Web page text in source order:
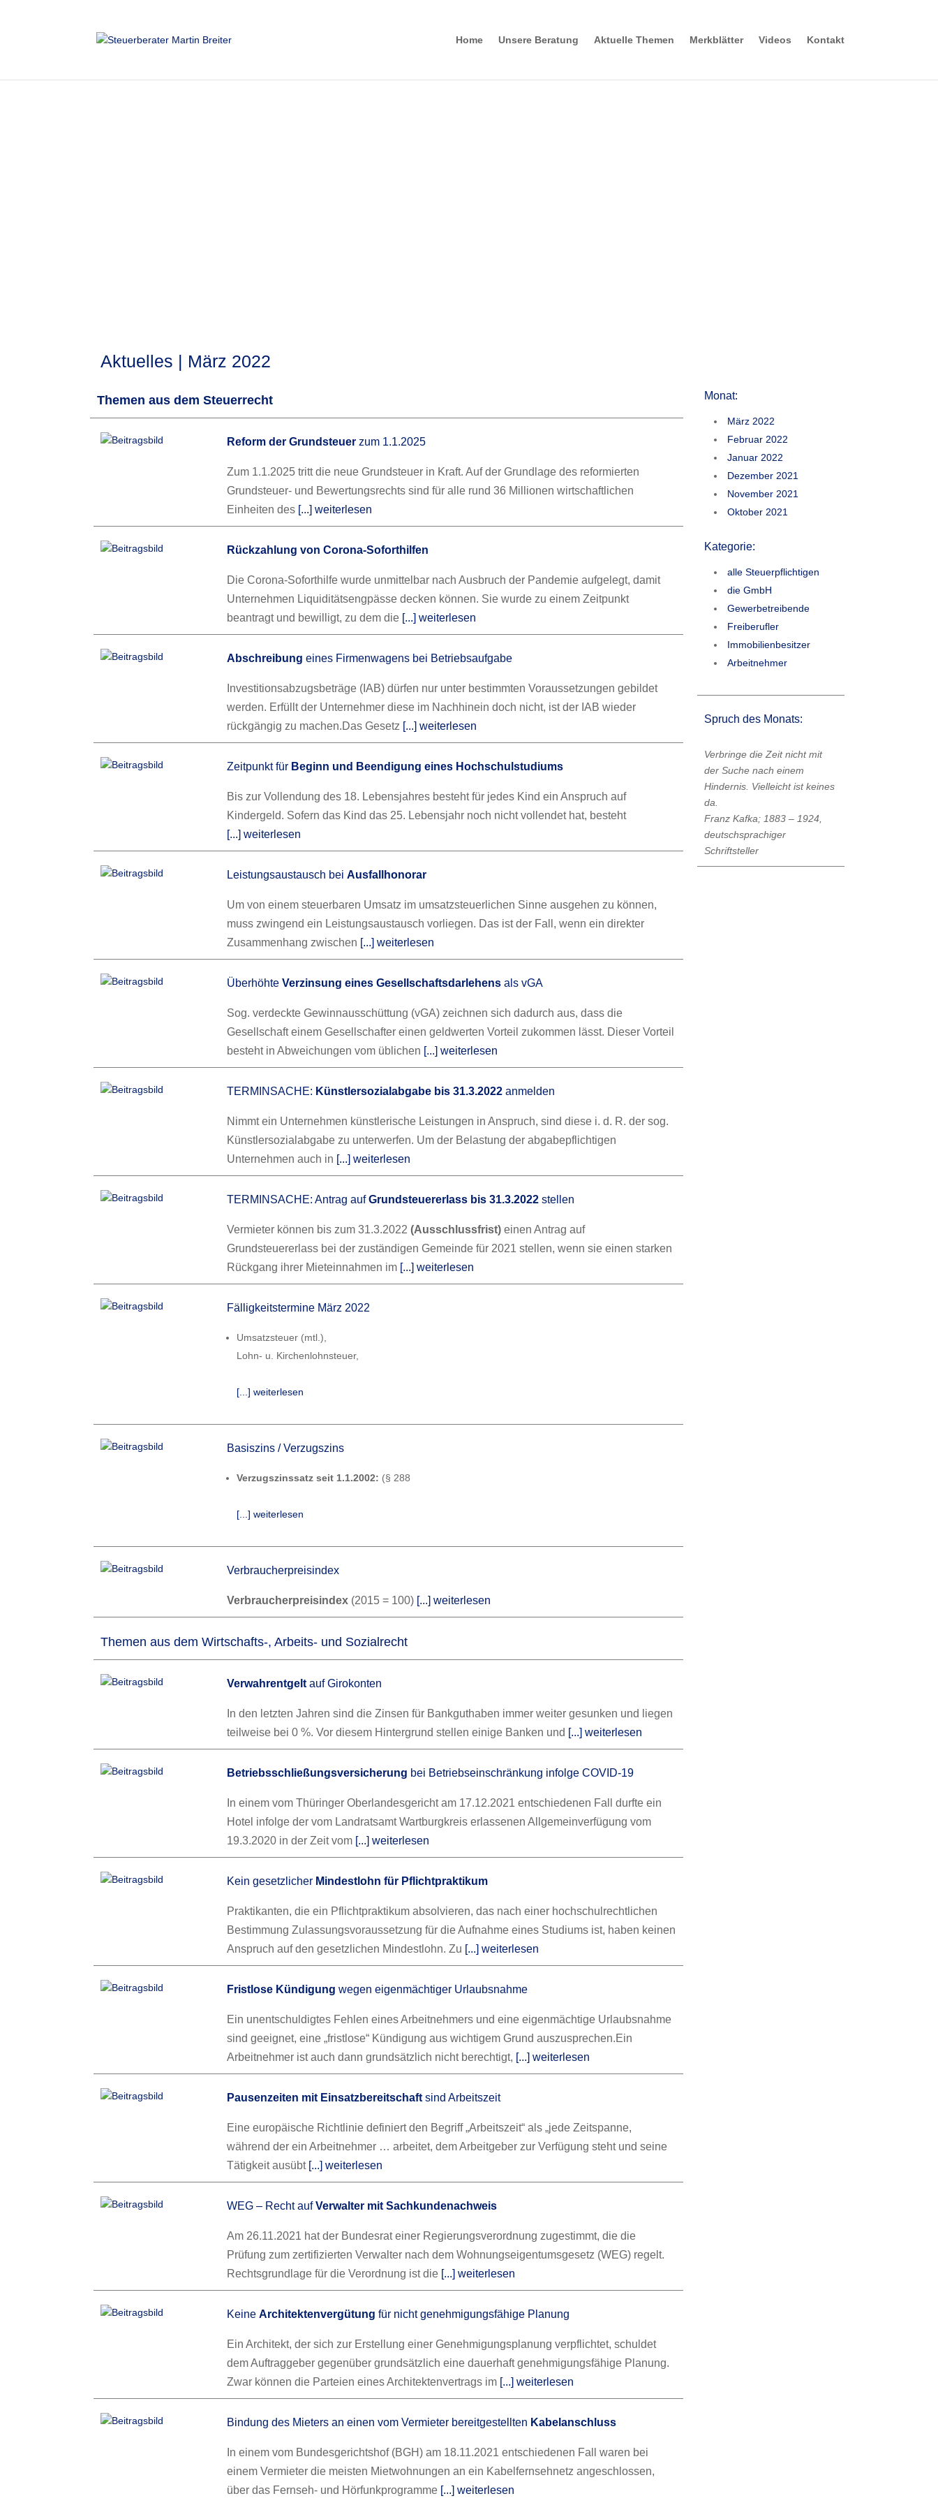
Home Unsere Beratung Aktuelle Themen Merkblätter Videos Kontakt
Aktuelles | März 2022
Themen aus dem Steuerrecht
Reform der Grundsteuer zum 1.1.2025
Zum 1.1.2025 tritt die neue Grundsteuer in Kraft. Auf der Grundlage des reformierten
Grundsteuer- und Bewertungsrechts sind für alle rund 36 Millionen wirtschaftlichen
Einheiten des [...] weiterlesen
Rückzahlung von Corona-Soforthilfen
Die Corona-Soforthilfe wurde unmittelbar nach Ausbruch der Pandemie aufgelegt, damit
Unternehmen Liquiditätsengpässe decken können. Sie wurde zu einem Zeitpunkt
beantragt und bewilligt, zu dem die [...] weiterlesen
Abschreibung eines Firmenwagens bei Betriebsaufgabe
Investitionsabzugsbeträge (IAB) dürfen nur unter bestimmten Voraussetzungen gebildet
werden. Erfüllt der Unternehmer diese im Nachhinein doch nicht, ist der IAB wieder
rückgängig zu machen.Das Gesetz [...] weiterlesen
Zeitpunkt für Beginn und Beendigung eines Hochschulstudiums
Bis zur Vollendung des 18. Lebensjahres besteht für jedes Kind ein Anspruch auf
Kindergeld. Sofern das Kind das 25. Lebensjahr noch nicht vollendet hat, besteht
[...] weiterlesen
Leistungsaustausch beiAusfallhonorar
Um von einem steuerbaren Umsatz im umsatzsteuerlichen Sinne ausgehen zu können,
muss zwingend ein Leistungsaustausch vorliegen. Das ist der Fall, wenn ein direkter
Zusammenhang zwischen [...] weiterlesen
ÜberhöhteVerzinsung eines Gesellschaftsdarlehens als vGA
Sog. verdeckte Gewinnausschüttung (vGA) zeichnen sich dadurch aus, dass die
Gesellschaft einem Gesellschafter einen geldwerten Vorteil zukommen lässt. Dieser Vorteil
besteht in Abweichungen vom üblichen [...] weiterlesen
TERMINSACHE: Künstlersozialabgabe bis 31.3.2022 anmelden
Nimmt ein Unternehmen künstlerische Leistungen in Anspruch, sind diese i. d. R. der sog.
Künstlersozialabgabe zu unterwerfen. Um der Belastung der abgabepflichtigen
Unternehmen auch in [...] weiterlesen
TERMINSACHE: Antrag aufGrundsteuererlass bis 31.3.2022 stellen
Vermieter können bis zum 31.3.2022(Ausschlussfrist)einen Antrag auf
Grundsteuererlass bei der zuständigen Gemeinde für 2021 stellen, wenn sie einen starken
Rückgang ihrer Mieteinnahmen im [...] weiterlesen
Fälligkeitstermine März 2022
Umsatzsteuer (mtl.),
Lohn- u. Kirchenlohnsteuer,
[...] weiterlesen
Basiszins / Verzugszins
Verzugszinssatz seit 1.1.2002: (§ 288
[...] weiterlesen
Verbraucherpreisindex
Verbraucherpreisindex (2015 = 100) [...] weiterlesen
Themen aus dem Wirtschafts-, Arbeits- und Sozialrecht
Verwahrentgelt auf Girokonten
In den letzten Jahren sind die Zinsen für Bankguthaben immer weiter gesunken und liegen
teilweise bei 0 %. Vor diesem Hintergrund stellen einige Banken und [...] weiterlesen
Betriebsschließungsversicherung bei Betriebseinschränkung infolge COVID-19
In einem vom Thüringer Oberlandesgericht am 17.12.2021 entschiedenen Fall durfte ein
Hotel infolge der vom Landratsamt Wartburgkreis erlassenen Allgemeinverfügung vom
19.3.2020 in der Zeit vom [...] weiterlesen
Kein gesetzlicher Mindestlohn für Pflichtpraktikum
Praktikanten, die ein Pflichtpraktikum absolvieren, das nach einer hochschulrechtlichen
Bestimmung Zulassungsvoraussetzung für die Aufnahme eines Studiums ist, haben keinen
Anspruch auf den gesetzlichen Mindestlohn. Zu [...] weiterlesen
Fristlose Kündigung wegen eigenmächtiger Urlaubsnahme
Ein unentschuldigtes Fehlen eines Arbeitnehmers und eine eigenmächtige Urlaubsnahme
sind geeignet, eine „fristlose“ Kündigung aus wichtigem Grund auszusprechen.Ein
Arbeitnehmer ist auch dann grundsätzlich nicht berechtigt, [...] weiterlesen
Pausenzeiten mit Einsatzbereitschaft sind Arbeitszeit
Eine europäische Richtlinie definiert den Begriff „Arbeitszeit“ als „jede Zeitspanne,
während der ein Arbeitnehmer … arbeitet, dem Arbeitgeber zur Verfügung steht und seine
Tätigkeit ausübt [...] weiterlesen
WEG – Recht aufVerwalter mit Sachkundenachweis
Am 26.11.2021 hat der Bundesrat einer Regierungsverordnung zugestimmt, die die
Prüfung zum zertifizierten Verwalter nach dem Wohnungseigentumsgesetz (WEG) regelt.
Rechtsgrundlage für die Verordnung ist die [...] weiterlesen
KeineArchitektenvergütung für nicht genehmigungsfähige Planung
Ein Architekt, der sich zur Erstellung einer Genehmigungsplanung verpflichtet, schuldet
dem Auftraggeber gegenüber grundsätzlich eine dauerhaft genehmigungsfähige Planung.
Zwar können die Parteien eines Architektenvertrags im [...] weiterlesen
Bindung des Mieters an einen vom Vermieter bereitgestellten Kabelanschluss
In einem vom Bundesgerichtshof (BGH) am 18.11.2021 entschiedenen Fall waren bei
einem Vermieter die meisten Mietwohnungen an ein Kabelfernsehnetz angeschlossen,
über das Fernseh- und Hörfunkprogramme [...] weiterlesen
Monat:
März 2022
Februar 2022
Januar 2022
Dezember 2021
November 2021
Oktober 2021
Kategorie:
alle Steuerpflichtigen
die GmbH
Gewerbetreibende
Freiberufler
Immobilienbesitzer
Arbeitnehmer
Spruch des Monats:
Verbringe die Zeit nicht mit
der Suche nach einem
Hindernis. Vielleicht ist keines
da.
Franz Kafka; 1883 – 1924,
deutschsprachiger
Schriftsteller